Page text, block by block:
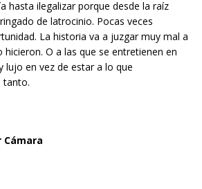
hasta ilegalizar porque desde la raíz
de latrocinio. Pocas veces
La historia va a juzgar muy mal a
hicieron. O a las que se entretienen en
lujo en vez de estar a lo que
tanto.
Cámara